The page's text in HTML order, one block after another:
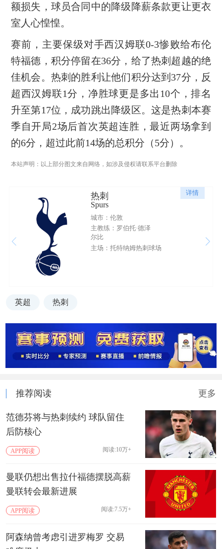
额损失，球员合同中的降级降薪条款更让更衣
室人心惶惶。
赛前，主要保级对手西汉姆联0-3惨败给布伦
特福德，积分停留在36分，给了热刺超越的绝
佳机会。热刺的胜利让他们积分达到37分，反
超西汉姆联1分，净胜球更是多出10个，排名
升至第17位，成功跳出降级区。这是热刺本赛
季自开局2场后首次英超连胜，最近两场拿到
的6分，超过此前14场的总积分（5分）。
本站声明：以上部分图文来自网络，如涉及侵权请联系平台删除
详情
热刺
Spurs
城市：伦敦
主教练：罗伯托·德泽
尔比
主场：托特纳姆热刺球场
英超 热刺
推荐阅读 更多
范德芬将与热刺续约 球队留住
后防核心
APP阅读 阅读:10万+
曼联仍想出售拉什福德摆脱高薪
曼联转会最新进展
APP阅读 阅读:7.5万+
阿森纳曾考虑引进罗梅罗 交易